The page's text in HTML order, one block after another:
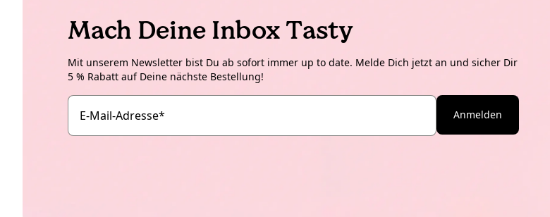
Mach Deine Inbox Tasty
Mit unserem Newsletter bist Du ab sofort immer up to date. Melde Dich jetzt an und sicher Dir
5 % Rabatt auf Deine nächste Bestellung!
E-Mail-Adresse* Anmelden